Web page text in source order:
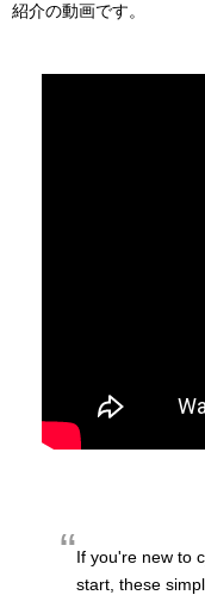
紹介の動画です。
If you're new to
start, these